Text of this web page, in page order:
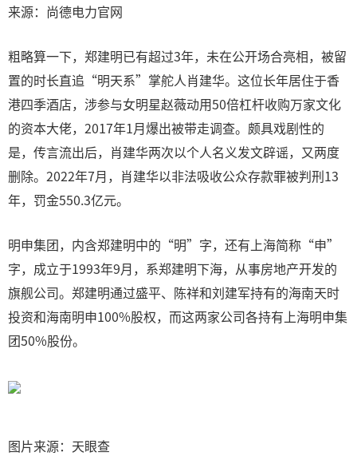
来源：尚德电力官网
粗略算一下，郑建明已有超过3年，未在公开场合亮相，被留
置的时长直追“明天系”掌舵人肖建华。这位长年居住于香
港四季酒店，涉参与女明星赵薇动用50倍杠杆收购万家文化
的资本大佬，2017年1月爆出被带走调查。颇具戏剧性的
是，传言流出后，肖建华两次以个人名义发文辟谣，又两度
删除。2022年7月，肖建华以非法吸收公众存款罪被判刑13
年，罚金550.3亿元。
明申集团，内含郑建明中的“明”字，还有上海简称“申”
字，成立于1993年9月，系郑建明下海，从事房地产开发的
旗舰公司。郑建明通过盛平、陈祥和刘建军持有的海南天时
投资和海南明申100%股权，而这两家公司各持有上海明申集
团50%股份。
图片来源：天眼查